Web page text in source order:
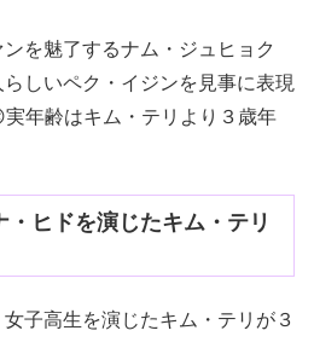
を魅了するナム・ジュヒョク
しいペク・イジンを見事に表現
実年齢はキム・テリより３歳年
ヒドを演じたキム・テリ
子高生を演じたキム・テリが３